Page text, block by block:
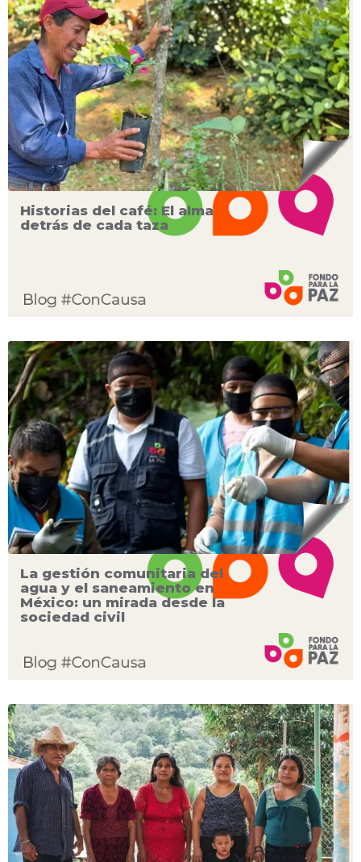
Historias del café: El alma
detrás de cada taza
La gestión comunitaria del
agua y el saneamiento en
México: un mirada desde la
sociedad civil